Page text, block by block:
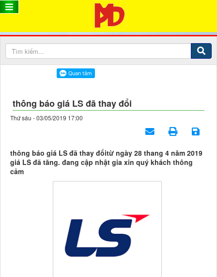
thông báo giá LS đã thay đổi
Thứ sáu - 03/05/2019 17:00
thông báo giá LS đã thay đổitừ ngày 28 thang 4 năm 2019
giá LS đã tăng. đang cập nhật gia xin quý khách thông
cảm